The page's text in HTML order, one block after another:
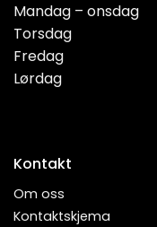
Mandag – onsdag
Torsdag
Fredag
Lørdag
Kontakt
Om oss
Kontaktskjema